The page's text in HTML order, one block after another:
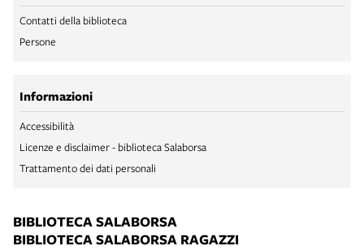
Contatti della biblioteca
Persone
Informazioni
Accessibilità
Licenze e disclaimer - biblioteca Salaborsa
Trattamento dei dati personali
BIBLIOTECA SALABORSA
BIBLIOTECA SALABORSA RAGAZZI